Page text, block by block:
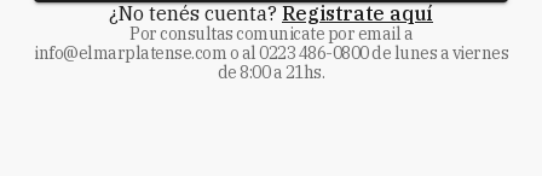
¿No tenés cuenta? Registrate aquí
Por consultas comunicate por email a
info@elmarplatense.como al0223 486-0800de lunes a viernes
de 8:00 a 21hs.